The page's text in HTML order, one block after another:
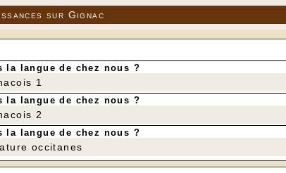
sur Gignac
la langue de chez nous ?
1
la langue de chez nous ?
2
la langue de chez nous ?
occitanes